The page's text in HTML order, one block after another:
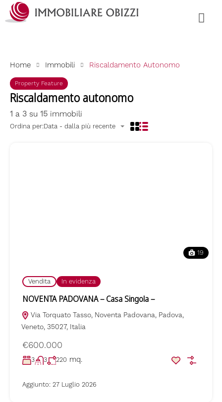
Home Immobili Riscaldamento Autonomo
Property Feature
Riscaldamento autonomo
1 a 3 su 15 immobili
Ordina per:Data - dalla più recente
19
Vendita In evidenza
NOVENTA PADOVANA – Casa Singola –
Via Torquato Tasso, Noventa Padovana, Padova,
Veneto, 35027, Italia
€600.000
3 3 220 mq.
Aggiunto: 27 Luglio 2026